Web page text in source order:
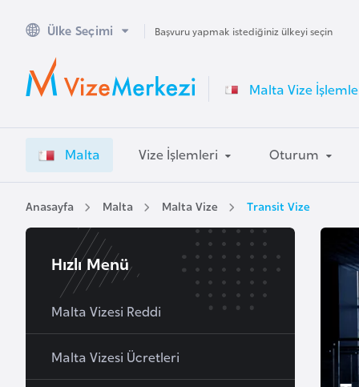
Ülke Seçimi Başvuru yapmak istediğiniz ülkeyi seçin
Malta Vize
Malta Vize İşlemleri Oturum
Anasayfa Malta Malta Vize Transit Vize
Hızlı Menü
Malta Vizesi Reddi
Malta Vizesi Ücretleri
A
u
s
a
l
A
v
u
s
t